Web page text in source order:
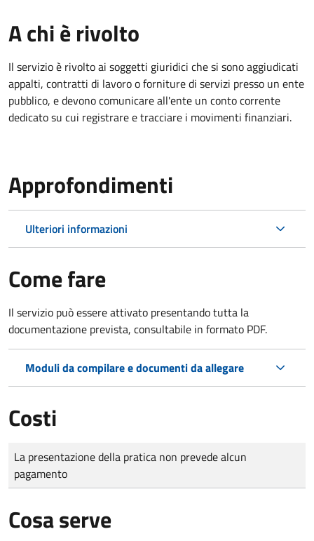
A chi è rivolto
Il servizio è rivolto ai soggetti giuridici che si sono aggiudicati
appalti, contratti di lavoro o forniture di servizi presso un ente
pubblico, e devono comunicare all'ente un conto corrente
dedicato su cui registrare e tracciare i movimenti finanziari.
Approfondimenti
Ulteriori informazioni
Come fare
Il servizio può essere attivato presentando tutta la
documentazione prevista, consultabile in formato PDF.
Moduli da compilare e documenti da allegare
Costi
Tipo di pagamento
Importo
La presentazione della pratica non prevede alcun
pagamento
Cosa serve